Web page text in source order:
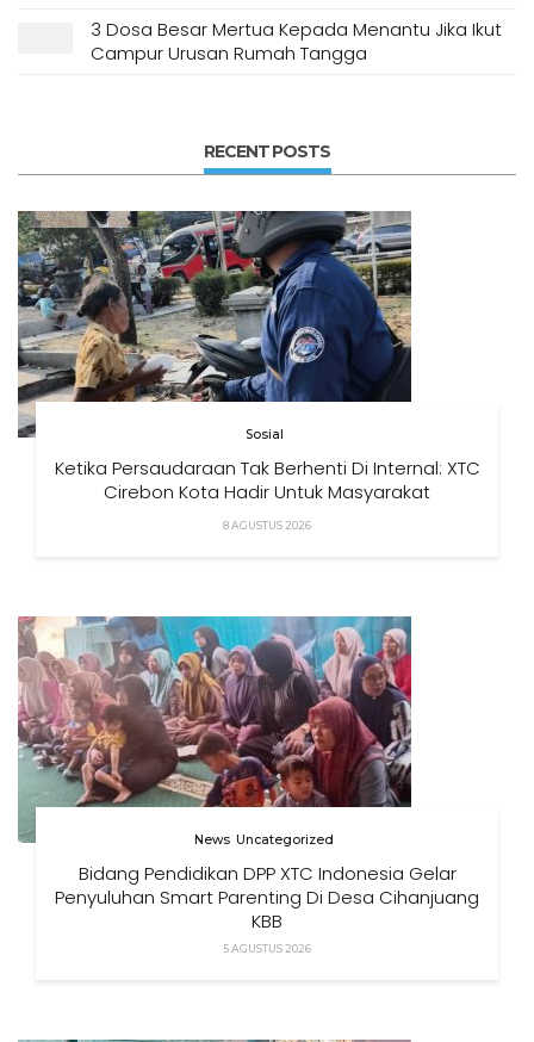
3 Dosa Besar Mertua Kepada Menantu Jika Ikut
Campur Urusan Rumah Tangga
RECENT POSTS
Sosial
Ketika Persaudaraan Tak Berhenti Di Internal: XTC
Cirebon Kota Hadir Untuk Masyarakat
8 AGUSTUS 2026
News Uncategorized
Bidang Pendidikan DPP XTC Indonesia Gelar
Penyuluhan Smart Parenting Di Desa Cihanjuang
KBB
5 AGUSTUS 2026